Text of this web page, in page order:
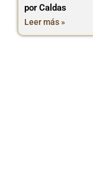
por Caldas
Leer más »